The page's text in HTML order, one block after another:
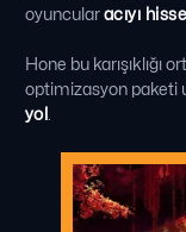
oyuncularacıyı
Hone bu karışıklığı
optimizasyon paketi
yol